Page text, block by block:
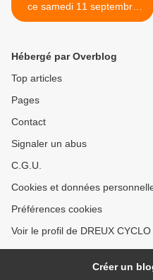
ce samedi 11 septembre
pour les jeux de la
Hébergé par Overblog
Top articles
Pages
Contact
Signaler un abus
C.G.U.
Cookies et données
Préférences cookies
Voir le profil de DREUX
Créer un